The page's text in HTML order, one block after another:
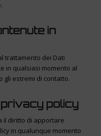
in
trattamento dei Dati
in qualsiasi momento al
gli estremi di contatto.
privacy policy
il diritto di apportare
in qualunque momento